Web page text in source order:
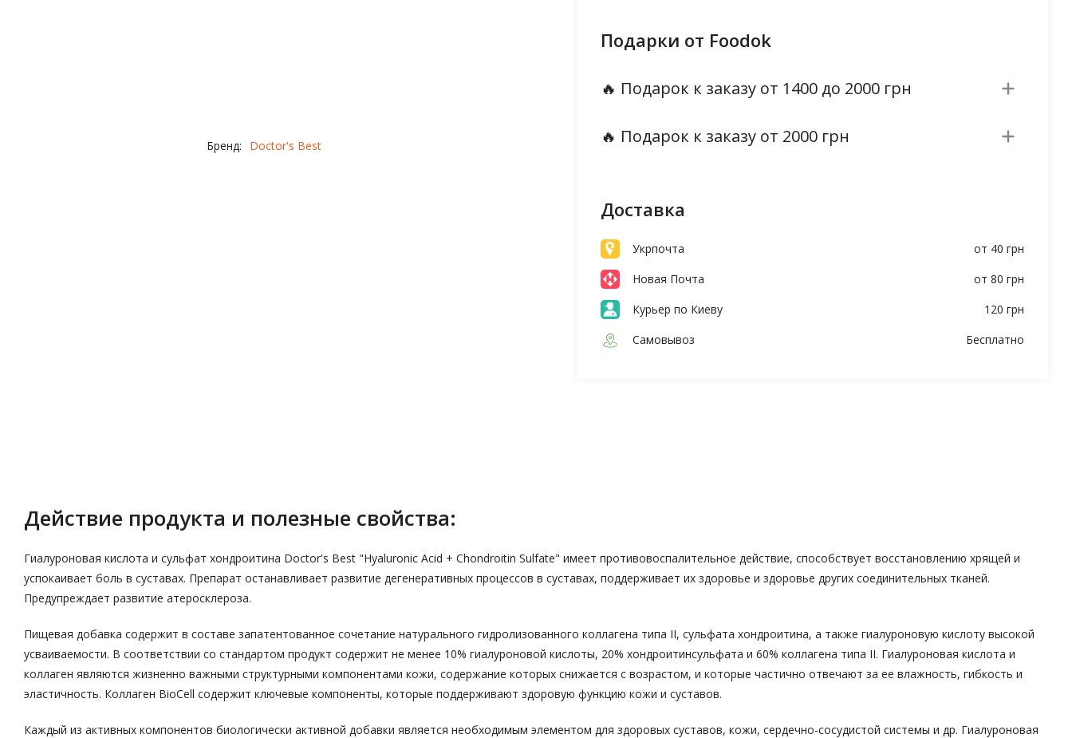
Бренд: Doctor's Best
Подарки от Foodok
🔥 Подарок к заказу от 1400 до 2000 грн
🔥 Подарок к заказу от 2000 грн
Доставка
Укрпочта
от 40 грн
Новая Почта
от 80 грн
Курьер по Киеву
120 грн
Самовывоз
Бесплатно
Действие продукта и полезные свойства:
Гиалуроновая кислота и сульфат хондроитина Doctor's Best "Hyaluronic Acid + Chondroitin Sulfate" имеет противовоспалительное действие, способствует восстановлению хрящей и
успокаивает боль в суставах. Препарат останавливает развитие дегенеративных процессов в суставах, поддерживает их здоровье и здоровье других соединительных тканей.
Предупреждает развитие атеросклероза.
Пищевая добавка содержит в составе запатентованное сочетание натурального гидролизованного коллагена типа II, сульфата хондроитина, а также гиалуроновую кислоту высокой
усваиваемости. В соответствии со стандартом продукт содержит не менее 10% гиалуроновой кислоты, 20% хондроитинсульфата и 60% коллагена типа II. Гиалуроновая кислота и
коллаген являются жизненно важными структурными компонентами кожи, содержание которых снижается с возрастом, и которые частично отвечают за ее влажность, гибкость и
эластичность. Коллаген BioCell содержит ключевые компоненты, которые поддерживают здоровую функцию кожи и суставов.
Каждый из активных компонентов биологически активной добавки является необходимым элементом для здоровых суставов, кожи, сердечно-сосудистой системы и др. Гиалуроновая